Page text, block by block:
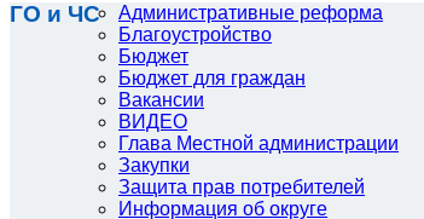
ГО и ЧС
Административные реформа
Благоустройство
Бюджет
Бюджет для граждан
Вакансии
ВИДЕО
Глава Местной администрации
Закупки
Защита прав потребителей
Информация об округе